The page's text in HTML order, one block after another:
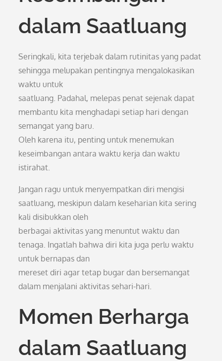
dalam Saatluang
Seringkali, kita terjebak dalam rutinitas yang padat
sehingga melupakan pentingnya mengalokasikan
waktu untuk
saatluang. Padahal, melepas penat sejenak dapat
membantu kita menghadapi setiap hari dengan
semangat yang baru.
Oleh karena itu, penting untuk menemukan
keseimbangan antara waktu kerja dan waktu
istirahat.
Jangan ragu untuk menyempatkan diri mengisi
saatluang, meskipun dalam keseharian kita sering
kali disibukkan oleh
berbagai aktivitas yang menuntut waktu dan
tenaga. Ingatlah bahwa diri kita juga perlu waktu
untuk bernapas dan
mereset diri agar tetap bugar dan bersemangat
dalam menjalani aktivitas sehari-hari.
Momen Berharga
dalam Saatluang